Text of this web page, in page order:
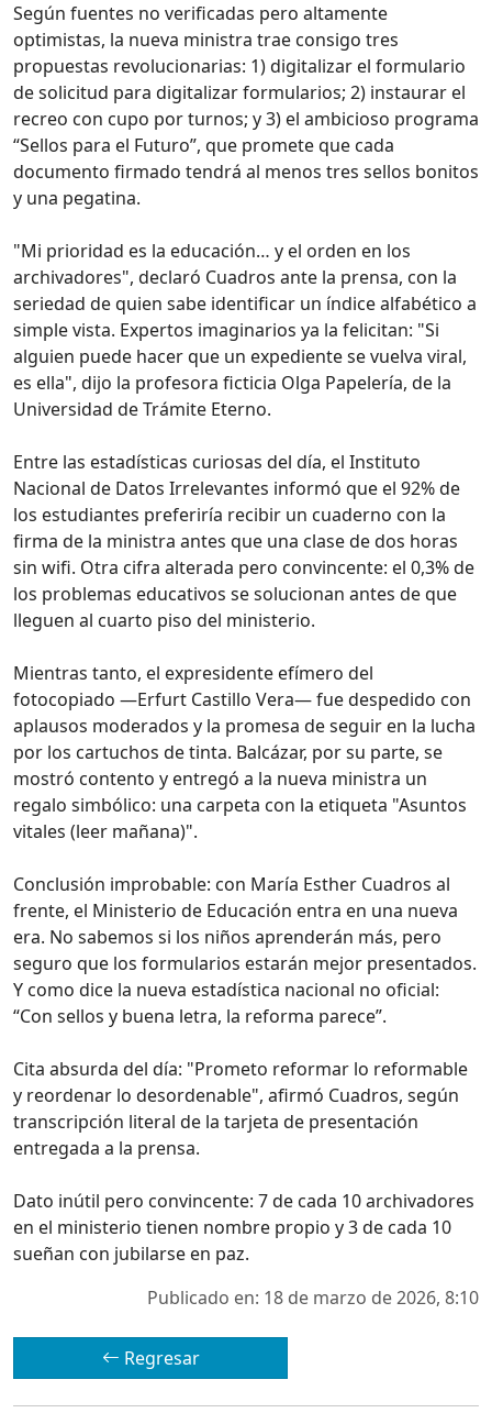
Según fuentes no verificadas pero altamente
optimistas, la nueva ministra trae consigo tres
propuestas revolucionarias: 1) digitalizar el formulario
de solicitud para digitalizar formularios; 2) instaurar el
recreo con cupo por turnos; y 3) el ambicioso programa
“Sellos para el Futuro”, que promete que cada
documento firmado tendrá al menos tres sellos bonitos
y una pegatina.
"Mi prioridad es la educación… y el orden en los
archivadores", declaró Cuadros ante la prensa, con la
seriedad de quien sabe identificar un índice alfabético a
simple vista. Expertos imaginarios ya la felicitan: "Si
alguien puede hacer que un expediente se vuelva viral,
es ella", dijo la profesora ficticia Olga Papelería, de la
Universidad de Trámite Eterno.
Entre las estadísticas curiosas del día, el Instituto
Nacional de Datos Irrelevantes informó que el 92% de
los estudiantes preferiría recibir un cuaderno con la
firma de la ministra antes que una clase de dos horas
sin wifi. Otra cifra alterada pero convincente: el 0,3% de
los problemas educativos se solucionan antes de que
lleguen al cuarto piso del ministerio.
Mientras tanto, el expresidente efímero del
fotocopiado —Erfurt Castillo Vera— fue despedido con
aplausos moderados y la promesa de seguir en la lucha
por los cartuchos de tinta. Balcázar, por su parte, se
mostró contento y entregó a la nueva ministra un
regalo simbólico: una carpeta con la etiqueta "Asuntos
vitales (leer mañana)".
Conclusión improbable: con María Esther Cuadros al
frente, el Ministerio de Educación entra en una nueva
era. No sabemos si los niños aprenderán más, pero
seguro que los formularios estarán mejor presentados.
Y como dice la nueva estadística nacional no oficial:
“Con sellos y buena letra, la reforma parece”.
Cita absurda del día: "Prometo reformar lo reformable
y reordenar lo desordenable", afirmó Cuadros, según
transcripción literal de la tarjeta de presentación
entregada a la prensa.
Dato inútil pero convincente: 7 de cada 10 archivadores
en el ministerio tienen nombre propio y 3 de cada 10
sueñan con jubilarse en paz.
Publicado en: 18 de marzo de 2026, 8:10
Regresar